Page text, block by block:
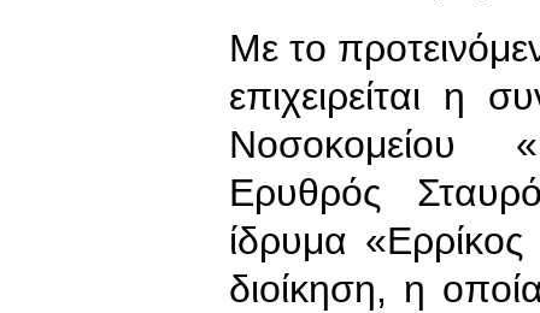
Με το
επιχειρείται η
Νοσοκομείου
Ερυθρός
ίδρυμα
διοίκηση, η